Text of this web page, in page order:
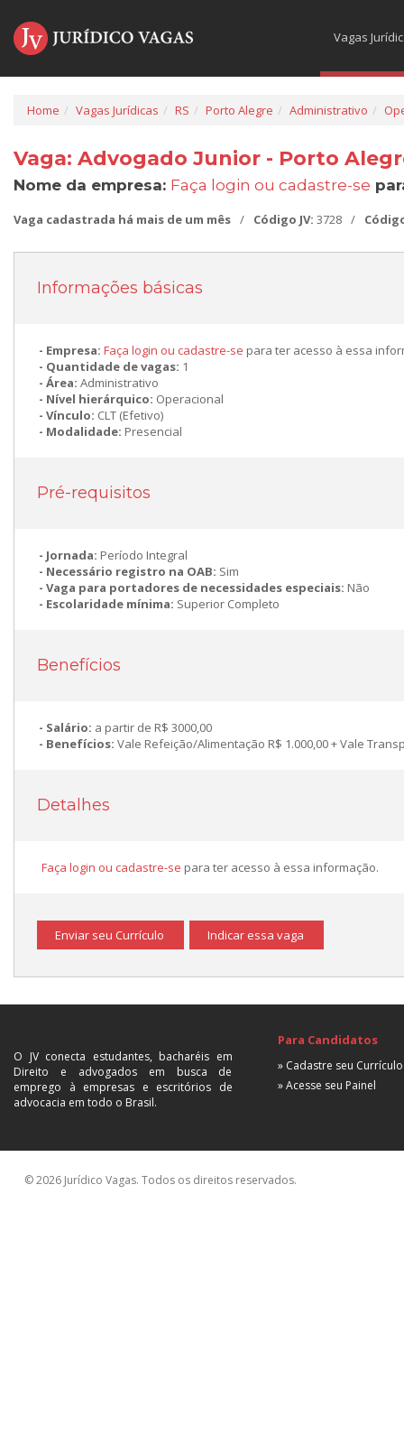
Vagas
Home Vagas Jurídicas RS Porto Alegre Administrativo
Vaga: Advogado Junior - Porto
Nome da empresa: Faça login ou cadastre-se
Vaga cadastrada há mais de um mês / Código JV: 3728 /
Informações básicas
Empresa: Faça login ou cadastre-se para ter acesso à essa
Quantidade de vagas: 1
Área: Administrativo
Nível hierárquico: Operacional
Vínculo: CLT (Efetivo)
Modalidade: Presencial
Pré-requisitos
Jornada: Período Integral
Necessário registro na OAB: Sim
Vaga para portadores de necessidades especiais: Não
Escolaridade mínima: Superior Completo
Benefícios
Salário: a partir de R$ 3000,00
Benefícios: Vale Refeição/Alimentação R$ 1.000,00 + Vale
Detalhes
Faça login ou cadastre-se para ter acesso à essa informação.
Enviar seu Currículo Indicar essa vaga
O JV conecta estudantes, bacharéis em
Direito e advogados em busca de
emprego à empresas e escritórios de
advocacia em todo o Brasil.
Para Candidatos
» Cadastre seu Currículo
» Acesse seu Painel
© 2026 Jurídico Vagas. Todos os direitos reservados.